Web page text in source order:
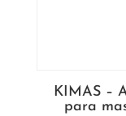
KIMAS –
para